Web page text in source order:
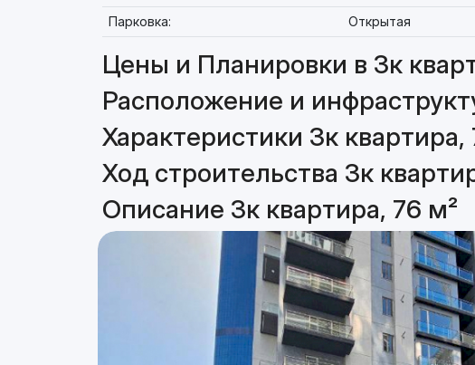
Парковка:
Открытая
Цены и Планировки в 3к
Расположение и
Характеристики 3к квартира,
Ход строительства 3к
Описание 3к квартира, 76 м²